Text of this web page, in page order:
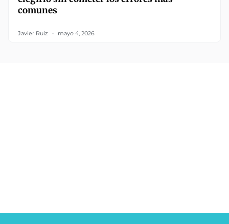
comunes
Javier Ruiz mayo 4, 2026